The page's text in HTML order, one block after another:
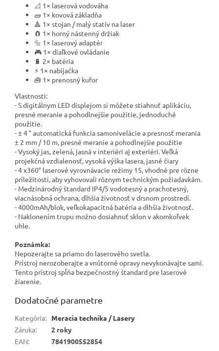
📐 1× laserová vodováha
🧱 1× kovová základňa
🔺 1× stojan / malý statív na laser
🧲 1× horný nástenný držiak
🔩 1× laserový adaptér
🎮 1× diaľkové ovládanie
🔋 2× batéria
⚡ 1× nabíjačka
🧰 1× prenosný kufor
Vlastnosti:
- S digitálnym LED displejom si môžete stiahnuť aplikáciu,
presné meranie a pohodlnejšie použitie, jednoduché
použitie.
- ± 4 ° automatická funkcia samonivelácie a presnosť merania
± 2 mm / 10 m, presné meranie a pohodlnejšie použitie
- Vysoký jas, zelená, jasná v interiéri aj exteriéri. Veľká
projekčná vzdialenosť, vysoká výška lasera, jasné čiary
- 4 x360° laserové vyrovnávacie režimy 15, vhodné pre rôzne
príležitosti, aby vyhovovali rôznym technickým požiadavkám.
- Medzinárodný štandard IP4/5 vodotesný a prachotesný,
viacnásobná ochrana, dlhšia životnosť v drsnom prostredí.
- 4000mAh/blok, veľkokapacitná batéria a dlhšia životnosť.
- Naklonením trupu možno dosiahnuť sklon v akomkoľvek
uhle.
Poznámka:
Nepozerajte sa priamo do laserového svetla.
Prístroj nerozoberajte a vnútorné opravy nevykonávajte sami.
Tento prístroj spĺňa bezpečnostný štandard pre laserové
žiarenie.
Dodatočné parametre
Kategória:
Meracia technika / Lasery
Záruka:
2 roky
EAN: 7841900552854